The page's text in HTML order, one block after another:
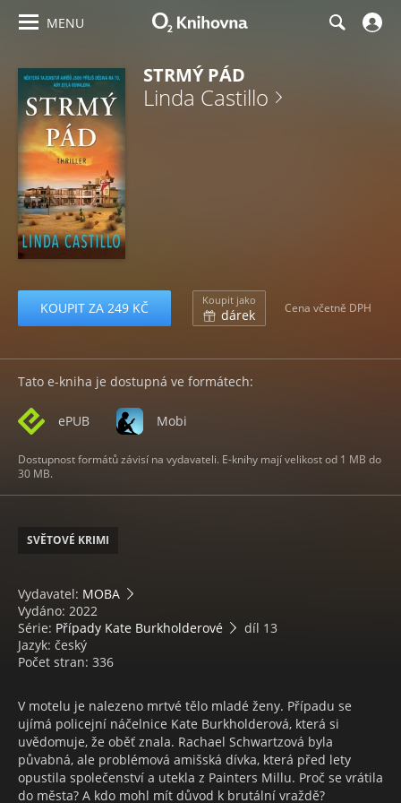
MENU
STRMÝ PÁD
Linda Castillo
KOUPIT ZA 249 KČ Koupit jako
dárek Cena včetně DPH
Tato e-kniha je dostupná ve formátech:
ePUB Mobi
Dostupnost formátů závisí na vydavateli. E-knihy mají velikost od 1 MB do
30 MB.
SVĚTOVÉ KRIMI
Vydavatel: MOBA
Vydáno: 2022
Série: Případy Kate Burkholderové
díl 13
Jazyk: český
Počet stran: 336
V motelu je nalezeno mrtvé tělo mladé ženy. Případu se
ujímá policejní náčelnice Kate Burkholderová, která si
uvědomuje, že oběť znala. Rachael Schwartzová byla
půvabná, ale problémová amišská dívka, která před lety
opustila společenství a utekla z Painters Millu. Proč se vrátila
do města? A kdo mohl mít důvod k brutální vraždě?